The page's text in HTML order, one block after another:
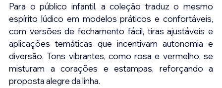
Para o público infantil, a coleção traduz o mesmo
espírito lúdico em modelos práticos e confortáveis,
com versões de fechamento fácil, tiras ajustáveis e
aplicações temáticas que incentivam autonomia e
diversão. Tons vibrantes, como rosa e vermelho, se
misturam a corações e estampas, reforçando a
proposta alegre da linha.